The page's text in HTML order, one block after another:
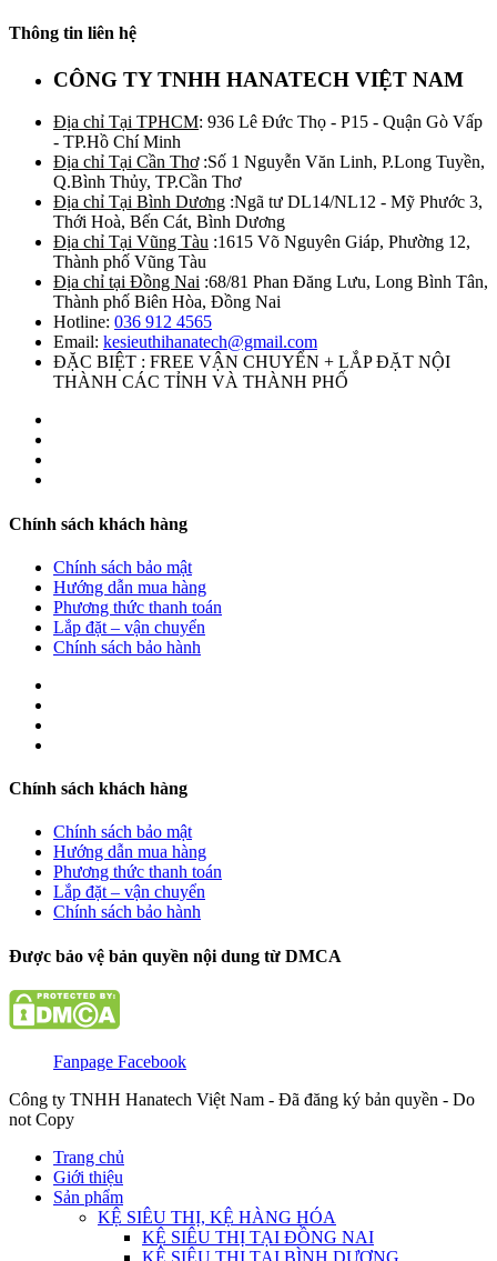
Thông tin liên hệ
CÔNG TY TNHH HANATECH VIỆT NAM
Địa chỉ Tại TPHCM: 936 Lê Đức Thọ - P15 - Quận Gò Vấp
- TP.Hồ Chí Minh
Địa chỉ Tại Cần Thơ:Số 1 Nguyễn Văn Linh, P.Long Tuyền,
Q.Bình Thủy, TP.Cần Thơ
Địa chỉ Tại Bình Dương :Ngã tư DL14/NL12 - Mỹ Phước 3,
Thới Hoà, Bến Cát, Bình Dương
Địa chỉ Tại Vũng Tàu :1615 Võ Nguyên Giáp, Phường 12,
Thành phố Vũng Tàu
Địa chỉ tại Đồng Nai :68/81 Phan Đăng Lưu, Long Bình Tân,
Thành phố Biên Hòa, Đồng Nai
Hotline: 036 912 4565
Email: kesieuthihanatech@gmail.com
ĐẶC BIỆT : FREE VẬN CHUYỂN + LẮP ĐẶT NỘI
THÀNH CÁC TỈNH VÀ THÀNH PHỐ
Chính sách khách hàng
Chính sách bảo mật
Hướng dẫn mua hàng
Phương thức thanh toán
Lắp đặt – vận chuyển
Chính sách bảo hành
Chính sách khách hàng
Chính sách bảo mật
Hướng dẫn mua hàng
Phương thức thanh toán
Lắp đặt – vận chuyển
Chính sách bảo hành
Được bảo vệ bản quyền nội dung từ DMCA
Fanpage Facebook
Công ty TNHH Hanatech Việt Nam - Đã đăng ký bản quyền - Do
not Copy
Trang chủ
Giới thiệu
Sản phẩm
KỆ SIÊU THỊ, KỆ HÀNG HÓA
KỆ SIÊU THỊ TẠI ĐỒNG NAI
KỆ SIÊU THỊ TẠI BÌNH DƯƠNG